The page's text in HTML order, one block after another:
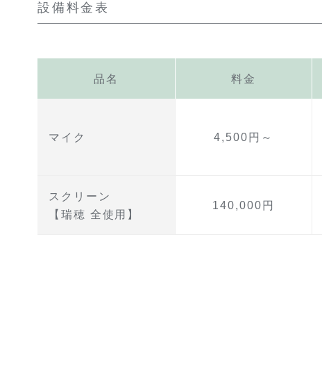
設備料金表
品名 料金
マイク 4,500円～
スクリーン
【瑞穂 全使用】
140,000円